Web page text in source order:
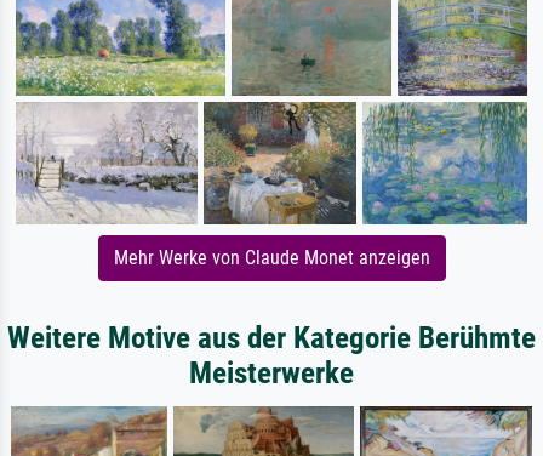
Mehr Werke von Claude Monet anzeigen
Weitere Motive aus der Kategorie Berühmte
Meisterwerke